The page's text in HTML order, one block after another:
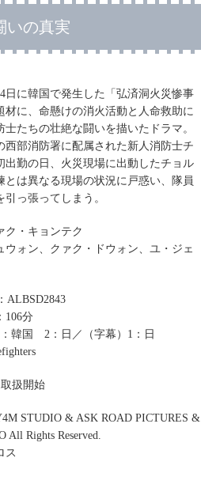
いの真実
日に韓国で発生した「弘済洞火災惨事
材に、命懸けの消火活動と人命救助に
士たちの壮絶な闘いを描いたドラマ。
西部消防署に配属された新人消防士チ
出勤の日、火災現場に出動したチョル
とは異なる現場の状況に戸惑い、隊員
引っ張ってしまう。
ク・キョンテク
ウォン、クァク・ドウォン、ユ・ジェ
ALBSD2843
106分
：韓国 2：日／（字幕）1：日
扱開始
STUDIO & ASK ROAD PICTURES &
All Rights Reserved.
ス